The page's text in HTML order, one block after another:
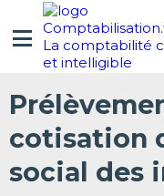
cotisation
social des